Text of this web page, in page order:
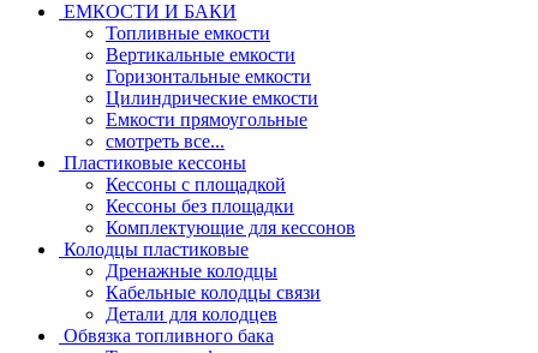
ЕМКОСТИ И БАКИ
Топливные емкости
Вертикальные емкости
Горизонтальные емкости
Цилиндрические емкости
Емкости прямоугольные
смотреть все...
Пластиковые кессоны
Кессоны с площадкой
Кессоны без площадки
Комплектующие для кессонов
Колодцы пластиковые
Дренажные колодцы
Кабельные колодцы связи
Детали для колодцев
Обвязка топливного бака